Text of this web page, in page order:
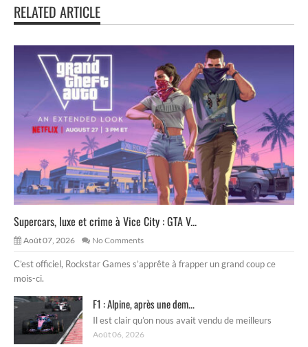
RELATED ARTICLE
Supercars, luxe et crime à Vice City : GTA V...
Août 07, 2026 No Comments
C’est officiel, Rockstar Games s’apprête à frapper un grand coup ce
mois-ci.
F1 : Alpine, après une dem...
Il est clair qu’on nous avait vendu de meilleurs
Août 06, 2026